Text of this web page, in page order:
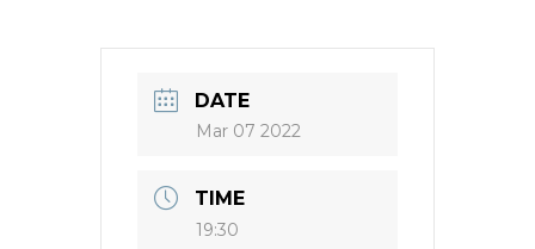
DATE
Mar 07 2022
TIME
19:30